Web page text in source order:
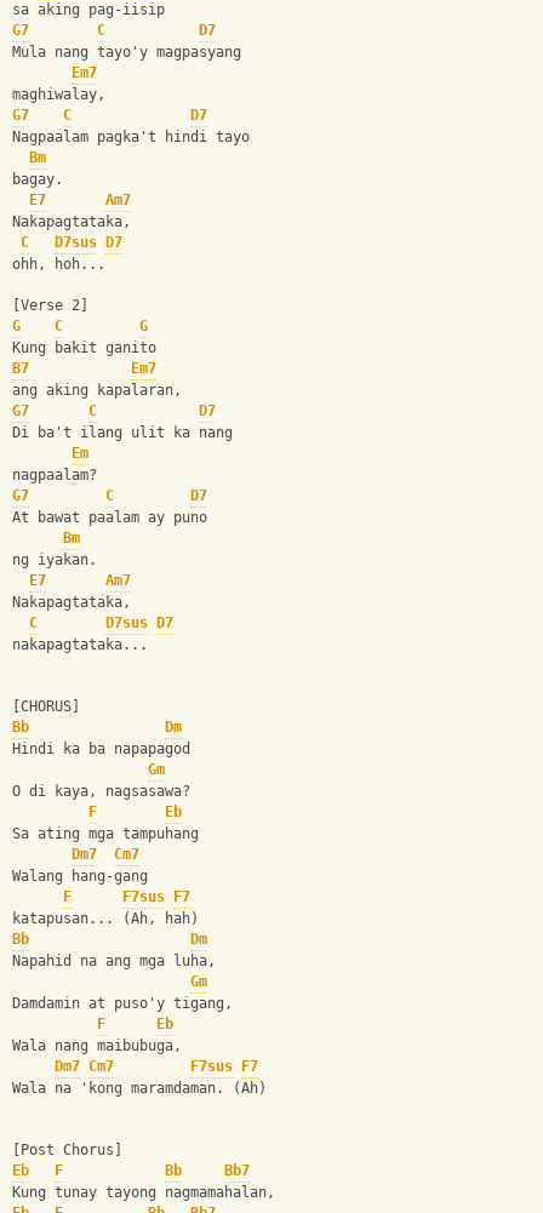
sa aking pag-iisip
G7
C
D7
Mula nang tayo'y magpasyang
Em7
maghiwalay,
G7
C
D7
Nagpaalam pagka't hindi tayo
Bm
bagay.
E7
Am7
Nakapagtataka,
C
D7sus
D7
ohh, hoh...
[Verse 2]
G
C
G
Kung bakit ganito
B7
Em7
ang aking kapalaran,
G7
C
D7
Di ba't ilang ulit ka nang
Em
nagpaalam?
G7
C
D7
At bawat paalam ay puno
Bm
ng iyakan.
E7
Am7
Nakapagtataka,
C
D7sus
D7
nakapagtataka...
[CHORUS]
Bb
Dm
Hindi ka ba napapagod
Gm
O di kaya, nagsasawa?
F
Eb
Sa ating mga tampuhang
Dm7
Cm7
Walang hang-gang
F
F7sus
F7
katapusan... (Ah, hah)
Bb
Dm
Napahid na ang mga luha,
Gm
Damdamin at puso'y tigang,
F
Eb
Wala nang maibubuga,
Dm7 Cm7 F7sus
F7
Wala na 'kong maramdaman. (Ah)
[Post Chorus]
Eb
F Bb
Bb7
Kung tunay tayong nagmamahalan,